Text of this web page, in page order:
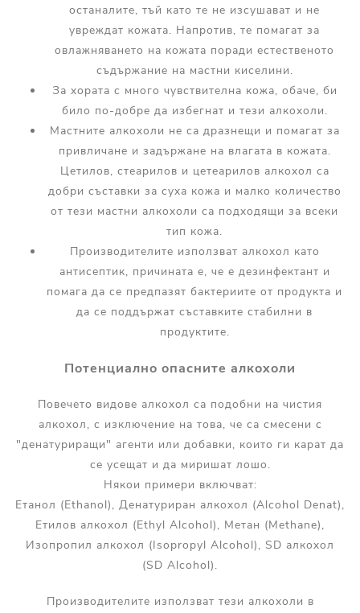
останалите, тъй като те не изсушават и не
увреждат кожата. Напротив, те помагат за
овлажняването на кожата поради естественото
съдържание на мастни киселини.
За хората с много чувствителна кожа, обаче, би
било по-добре да избегнат и тези алкохоли.
Мастните алкохоли не са дразнещи и помагат за
привличане и задържане на влагата в кожата.
Цетилов, стеарилов и цетеарилов алкохол са
добри съставки за суха кожа и малко количество
от тези мастни алкохоли са подходящи за всеки
тип кожа.
Производителите използват алкохол като
антисептик, причината е, че е дезинфектант и
помага да се предпазят бактериите от продукта и
да се поддържат съставките стабилни в
продуктите.
Потенциално опасните алкохоли
Повечето видове алкохол са подобни на чистия
алкохол, с изключение на това, че са смесени с
"денатуриращи" агенти или добавки, които ги карат да
се усещат и да миришат лошо.
Някои примери включват:
Етанол (Ethanol), Денатуриран алкохол (Alcohol Denat),
Етилов алкохол (Ethyl Alcohol), Метан (Methane),
Изопропил алкохол (Isopropyl Alcohol), SD алкохол
(SD Alcohol).
Производителите използват тези алкохоли в